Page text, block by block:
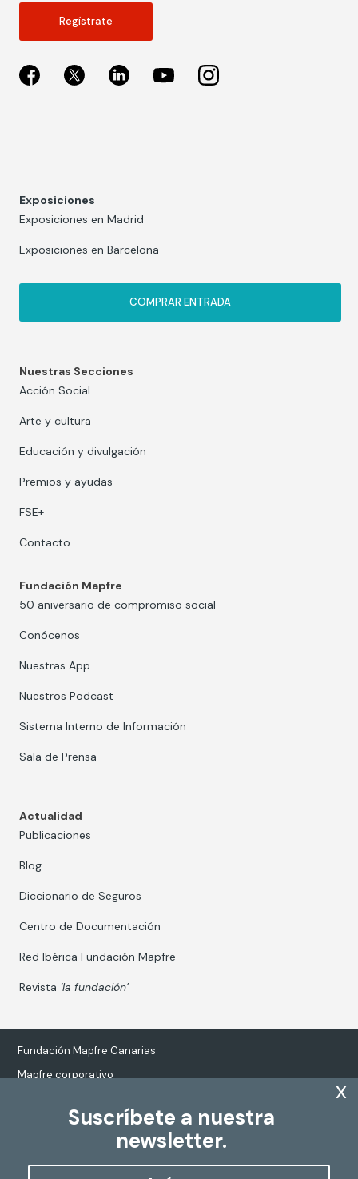
Suscríbete a nuestra
newsletter.
x
Regístrate
Exposiciones
Exposiciones en Madrid
Exposiciones en Barcelona
COMPRAR ENTRADA
Nuestras Secciones
Acción Social
Arte y cultura
Educación y divulgación
Premios y ayudas
FSE+
Contacto
Fundación Mapfre
50 aniversario de compromiso social
Conócenos
Nuestras App
Nuestros Podcast
Sistema Interno de Información
Sala de Prensa
Actualidad
Publicaciones
Blog
Diccionario de Seguros
Centro de Documentación
Red Ibérica Fundación Mapfre
Revista ‘la fundación’
Fundación Mapfre Canarias
Mapfre corporativo
Tratamiento de datos personales
Política de Cookies